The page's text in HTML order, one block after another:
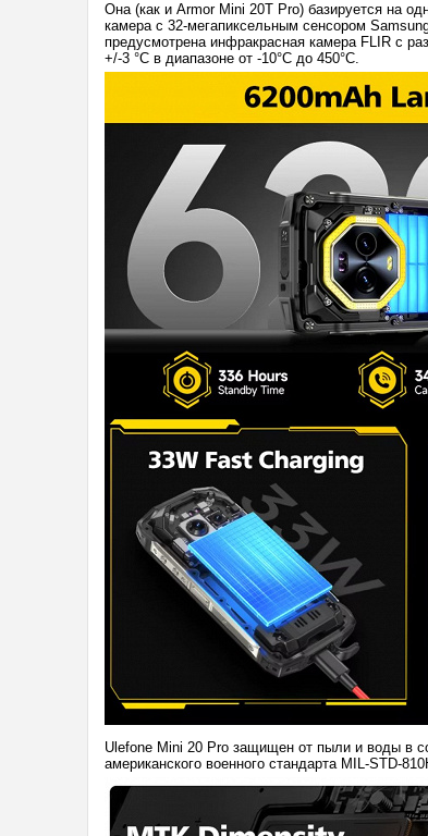
Она (как и Armor Mini 20T Pro) базируется на
камера с 32-мегапиксельным сенсором
предусмотрена инфракрасная камера FLIR с
+/-3 °C в диапазоне от -10°C до 450°C.
Ulefone Mini 20 Pro защищен от пыли и воды в
американского военного стандарта MIL-STD-